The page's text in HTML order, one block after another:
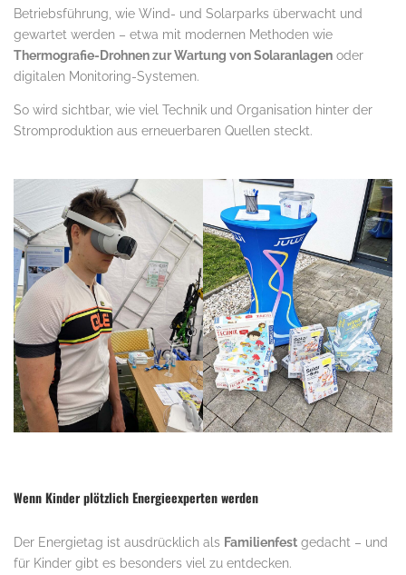
Betriebsführung, wie Wind- und Solarparks überwacht und
gewartet werden – etwa mit modernen Methoden wie
Thermografie-Drohnen zur Wartung von Solaranlagen oder
digitalen Monitoring-Systemen.
So wird sichtbar, wie viel Technik und Organisation hinter der
Stromproduktion aus erneuerbaren Quellen steckt.
Wenn Kinder plötzlich Energieexperten werden
Der Energietag ist ausdrücklich als Familienfest gedacht – und
für Kinder gibt es besonders viel zu entdecken.